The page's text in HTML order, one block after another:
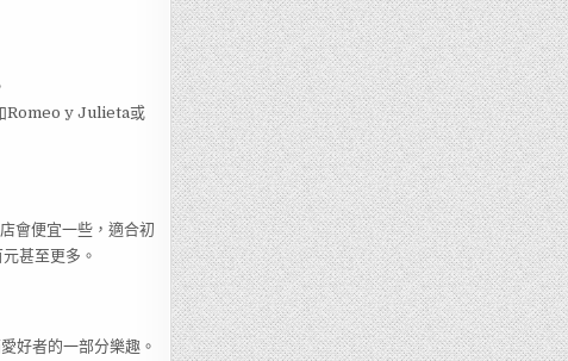
Romeo y Julieta或
會便宜一些，適合初
甚至更多。
好者的一部分樂趣。